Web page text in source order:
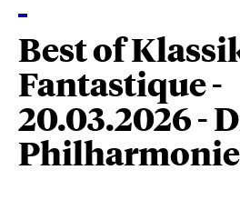
Position
Best of
Fantastique -
20.03.2026 -
Philharmonie